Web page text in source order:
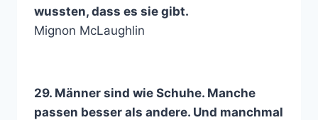
wussten, dass es sie gibt.
Mignon McLaughlin
29. Männer sind wie Schuhe. Manche
passen besser als andere. Und manchmal